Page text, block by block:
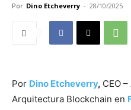
Por Dino Etcheverry - 28/10/2025
Por Dino Etcheverry, CEO
Arquitectura Blockchain en